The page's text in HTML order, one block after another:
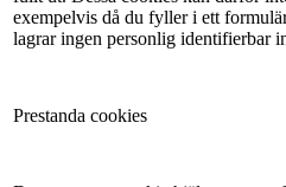
exempelvis då du fyller i ett
lagrar ingen personlig identifierbar
Prestanda cookies